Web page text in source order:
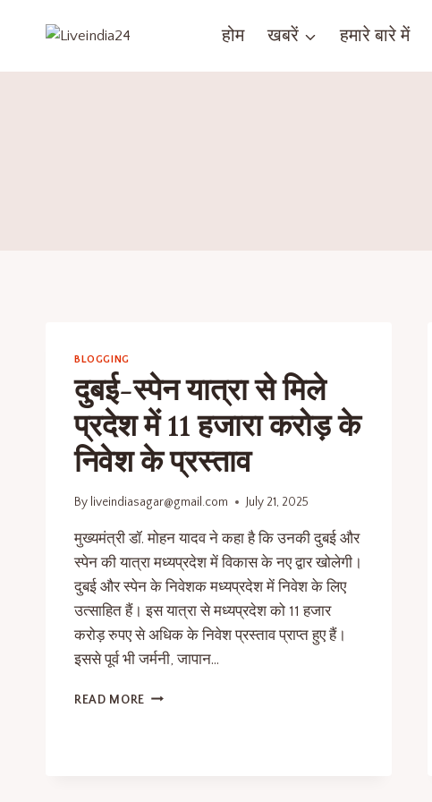
होम खबरें हमारे बारे में
BLOGGING
दुबई-स्पेन यात्रा से मिले
प्रदेश में 11 हजारा करोड़ के
निवेश के प्रस्ताव
By liveindiasagar@gmail.com July 21, 2025
मुख्यमंत्री डॉ. मोहन यादव ने कहा है कि उनकी दुबई और
स्पेन की यात्रा मध्यप्रदेश में विकास के नए द्वार खोलेगी।
दुबई और स्पेन के निवेशक मध्यप्रदेश में निवेश के लिए
उत्साहित हैं। इस यात्रा से मध्यप्रदेश को 11 हजार
करोड़ रुपए से अधिक के निवेश प्रस्ताव प्राप्त हुए हैं।
इससे पूर्व भी जर्मनी, जापान…
READ MORE